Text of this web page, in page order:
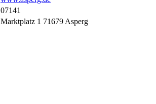
07141
Marktplatz 1 71679 Asperg